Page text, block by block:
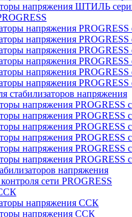
напряжения ШТИЛЬ
напряжения PROGRESS
напряжения PROGRESS
напряжения PROGRESS
напряжения PROGRESS
напряжения PROGRESS
напряжения PROGRESS
стабилизаторов напряжения
напряжения PROGRESS
напряжения PROGRESS
напряжения PROGRESS
напряжения PROGRESS
напряжения PROGRESS
напряжения PROGRESS
напряжения
сети PROGRESS
напряжения ССК
напряжения ССК